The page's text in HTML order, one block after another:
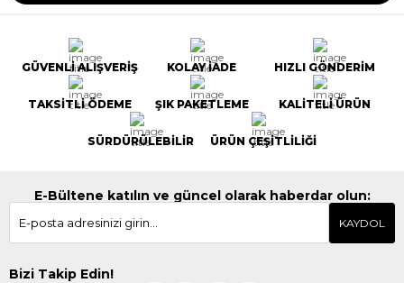
GÜVENLİ ALIŞVERİŞ KOLAY İADE HIZLI GÖNDERİM
TAKSİTLİ ÖDEME ŞIK PAKETLEME KALİTELİ ÜRÜN
SÜRDÜRÜLEBİLİR ÜRÜN ÇEŞİTLİLİĞİ
E-Bültene katılın ve güncel olarak haberdar olun:
KAYDOL
Bizi Takip Edin!